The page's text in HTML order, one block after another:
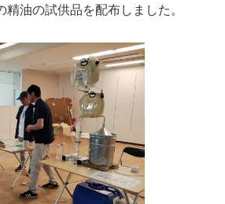
油の試供品を配布しました。